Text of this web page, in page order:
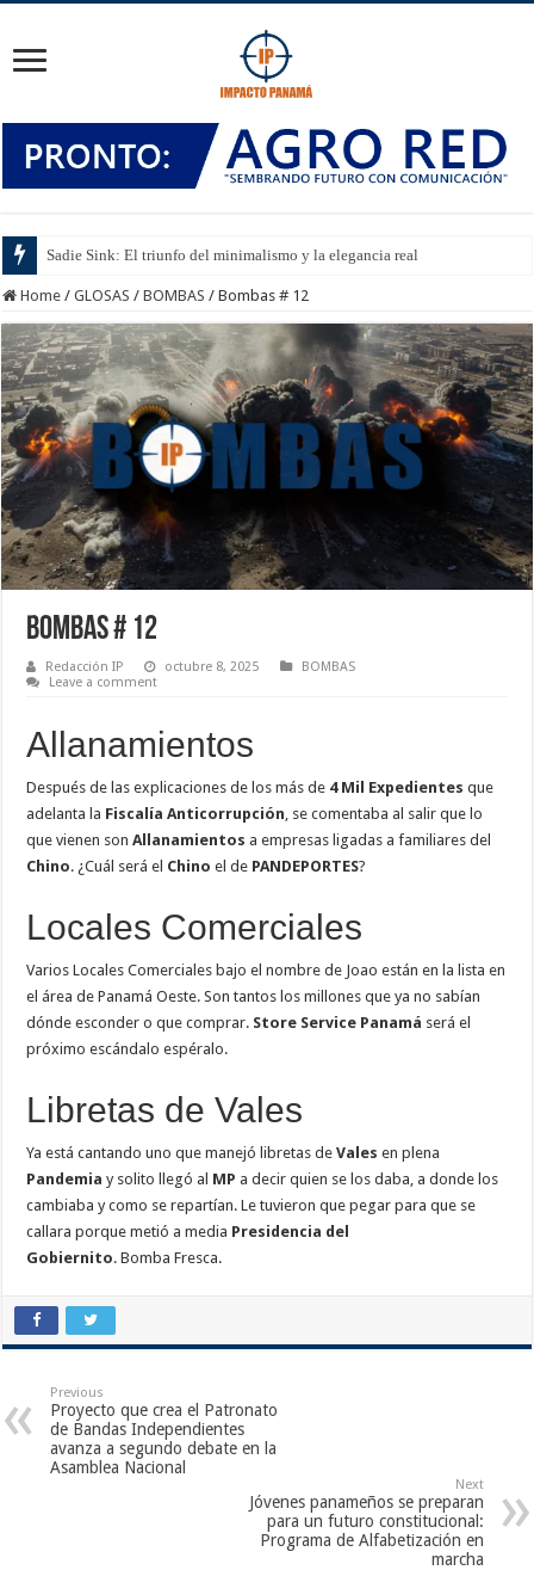
Sadie Sink: El triunfo del minimalismo y la elegancia real
Home / GLOSAS / BOMBAS / Bombas # 12
Bombas # 12
Redacción IP octubre 8, 2025
BOMBAS
Leave a comment
Allanamientos
Después de las explicaciones de los más de 4 Mil Expedientes que
adelanta la Fiscalía Anticorrupción , se comentaba al salir que lo
que vienen sonAllanamientos a empresas ligadas a familiares del
Chino. ¿Cuál será el Chino el de PANDEPORTES?
Locales Comerciales
Varios Locales Comerciales bajo el nombre de Joao están en la lista en
el área de Panamá Oeste. Son tantos los millones que ya no sabían
dónde esconder o que comprar. Store Service Panamá será el
próximo escándalo espéralo.
Libretas de Vales
Ya está cantando uno que manejó libretas deValesen plena
Pandemiay solito llegó al MP a decir quien se los daba, a donde los
cambiaba y como se repartían. Le tuvieron que pegar para que se
callara porque metió a media Presidencia del
Gobiernito. Bomba Fresca.
Previous
Proyecto que crea el Patronato
de Bandas Independientes
avanza a segundo debate en la
Asamblea Nacional
Next
Jóvenes panameños se preparan
para un futuro constitucional:
Programa de Alfabetización en
marcha